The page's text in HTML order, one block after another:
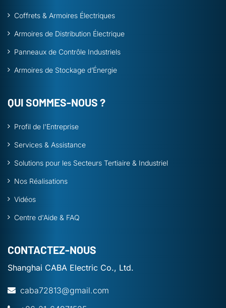
Coffrets & Armoires Électriques
Armoires de Distribution Électrique
Panneaux de Contrôle Industriels
Armoires de Stockage d’Énergie
QUI SOMMES-NOUS ?
Profil de l'Entreprise
Services & Assistance
Solutions pour les Secteurs Tertiaire & Industriel
Nos Réalisations
Vidéos
Centre d'Aide & FAQ
CONTACTEZ-NOUS
Shanghai CABA Electric Co., Ltd.
caba72813@gmail.com